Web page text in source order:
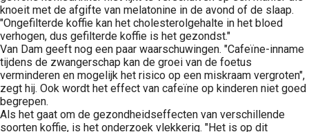
knoeit met de afgifte van melatonine in de avond of de slaap.
"Ongefilterde koffie kan het cholesterolgehalte in het bloed
verhogen, dus gefilterde koffie is het gezondst."
Van Dam geeft nog een paar waarschuwingen. "Cafeïne-inname
tijdens de zwangerschap kan de groei van de foetus
verminderen en mogelijk het risico op een miskraam vergroten",
zegt hij. Ook wordt het effect van cafeïne op kinderen niet goed
begrepen.
Als het gaat om de gezondheidseffecten van verschillende
soorten koffie, is het onderzoek vlekkerig. "Het is op dit